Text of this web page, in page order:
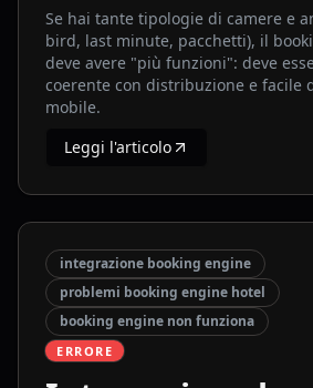
Se hai tante tipologie di camere e
bird, last minute, pacchetti), il
deve avere "più funzioni": deve
coerente con distribuzione e facile
mobile.
Leggi l'articolo
integrazione booking engine
problemi booking engine hotel
booking engine non funziona
ERRORE